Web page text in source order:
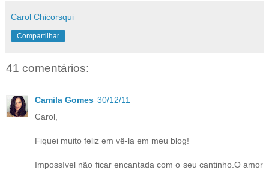
Carol Chicorsqui
Compartilhar
41 comentários:
Camila Gomes 30/12/11
Carol,
Fiquei muito feliz em vê-la em meu blog!
Impossível não ficar encantada com o seu cantinho.O amor